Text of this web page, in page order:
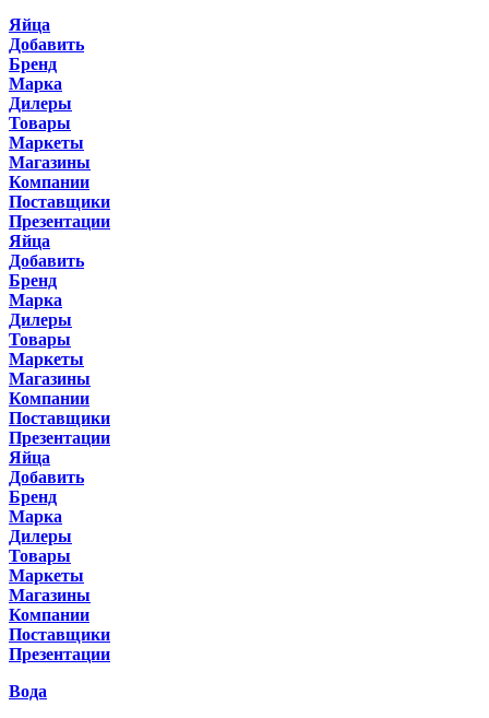
Яйца
Добавить
Бренд
Марка
Дилеры
Товары
Маркеты
Магазины
Компании
Поставщики
Презентации
Яйца
Добавить
Бренд
Марка
Дилеры
Товары
Маркеты
Магазины
Компании
Поставщики
Презентации
Яйца
Добавить
Бренд
Марка
Дилеры
Товары
Маркеты
Магазины
Компании
Поставщики
Презентации
Вода